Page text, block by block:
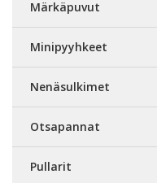
Märkäpuvut
Minipyyhkeet
Nenäsulkimet
Otsapannat
Pullarit